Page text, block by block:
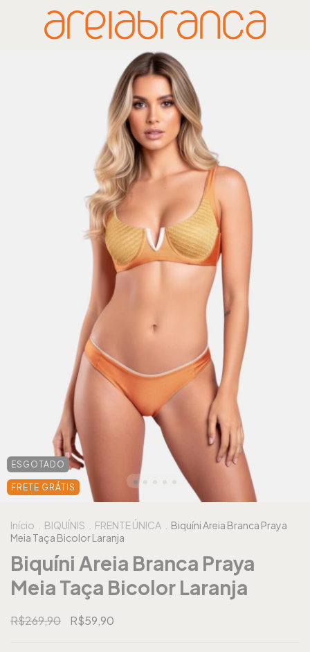
ESGOTADO
FRETE GRÁTIS
Início BIQUÍNIS FRENTE ÚNICA
Biquíni Areia Branca Praya
Meia Taça Bicolor Laranja
Biquíni Areia Branca Praya
Meia Taça Bicolor Laranja
R$269,90 R$59,90